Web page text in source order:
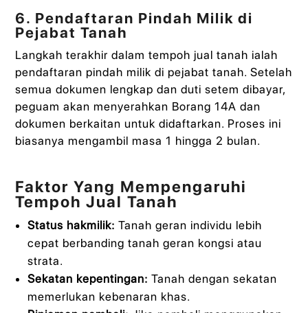
6. Pendaftaran Pindah Milik di
Pejabat Tanah
Langkah terakhir dalam tempoh jual tanah ialah
pendaftaran pindah milik di pejabat tanah. Setelah
semua dokumen lengkap dan duti setem dibayar,
peguam akan menyerahkan Borang 14A dan
dokumen berkaitan untuk didaftarkan. Proses ini
biasanya mengambil masa 1 hingga 2 bulan.
Faktor Yang Mempengaruhi
Tempoh Jual Tanah
Status hakmilik: Tanah geran individu lebih
cepat berbanding tanah geran kongsi atau
strata.
Sekatan kepentingan: Tanah dengan sekatan
memerlukan kebenaran khas.